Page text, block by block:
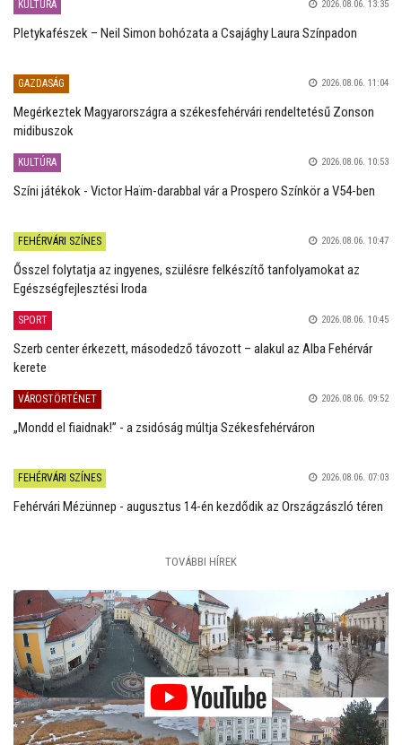
KULTÚRA 2026.08.06. 13:35
Pletykafészek – Neil Simon bohózata a Csajághy Laura Színpadon
GAZDASÁG 2026.08.06. 11:04
Megérkeztek Magyarországra a székesfehérvári rendeltetésű Zonson
midibuszok
KULTÚRA 2026.08.06. 10:53
Színi játékok - Victor Haïm-darabbal vár a Prospero Színkör a V54-ben
FEHÉRVÁRI SZÍNES 2026.08.06. 10:47
Ősszel folytatja az ingyenes, szülésre felkészítő tanfolyamokat az
Egészségfejlesztési Iroda
SPORT 2026.08.06. 10:45
Szerb center érkezett, másodedző távozott – alakul az Alba Fehérvár
kerete
VÁROSTÖRTÉNET 2026.08.06. 09:52
„Mondd el fiaidnak!” - a zsidóság múltja Székesfehérváron
FEHÉRVÁRI SZÍNES 2026.08.06. 07:03
Fehérvári Mézünnep - augusztus 14-én kezdődik az Országzászló téren
TOVÁBBI HÍREK